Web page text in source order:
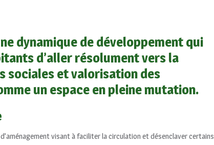
dynamique de développement qui
d’aller résolument vers la
sociales et valorisation des
un espace en pleine mutation.
visant à faciliter la circulation et désenclaver certains